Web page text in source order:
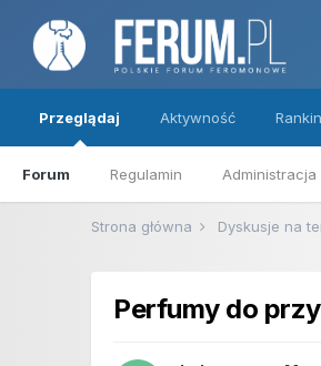
Przeglądaj
Forum Regulamin Administracja
Aktywność
Strona główna Dyskusje na
Perfumy do